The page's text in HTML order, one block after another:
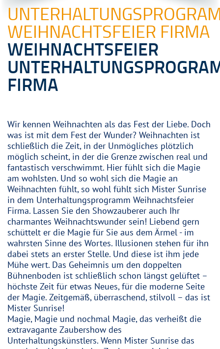
WEIHNACHTSFEIER FIRMA
WEIHNACHTSFEIER
FIRMA
Wir kennen Weihnachten als das Fest der Liebe. Doch
was ist mit dem Fest der Wunder? Weihnachten ist
schließlich die Zeit, in der Unmögliches plötzlich
möglich scheint, in der die Grenze zwischen real und
fantastisch verschwimmt. Hier fühlt sich die Magie
am wohlsten. Und so wohl sich die Magie an
Weihnachten fühlt, so wohl fühlt sich Mister Sunrise
in dem Unterhaltungsprogramm Weihnachtsfeier
Firma. Lassen Sie den Showzauberer auch Ihr
charmantes Weihnachtswunder sein! Liebend gern
schüttelt er die Magie für Sie aus dem Ärmel - im
wahrsten Sinne des Wortes. Illusionen stehen für ihn
dabei stets an erster Stelle. Und diese ist ihm jede
Mühe wert. Das Geheimnis um den doppelten
Bühnenboden ist schließlich schon längst gelüftet –
höchste Zeit für etwas Neues, für die moderne Seite
der Magie. Zeitgemäß, überraschend, stilvoll – das ist
Mister Sunrise!
Magie, Magie und nochmal Magie, das verheißt die
extravagante Zaubershow des
Unterhaltungskünstlers. Wenn Mister Sunrise das